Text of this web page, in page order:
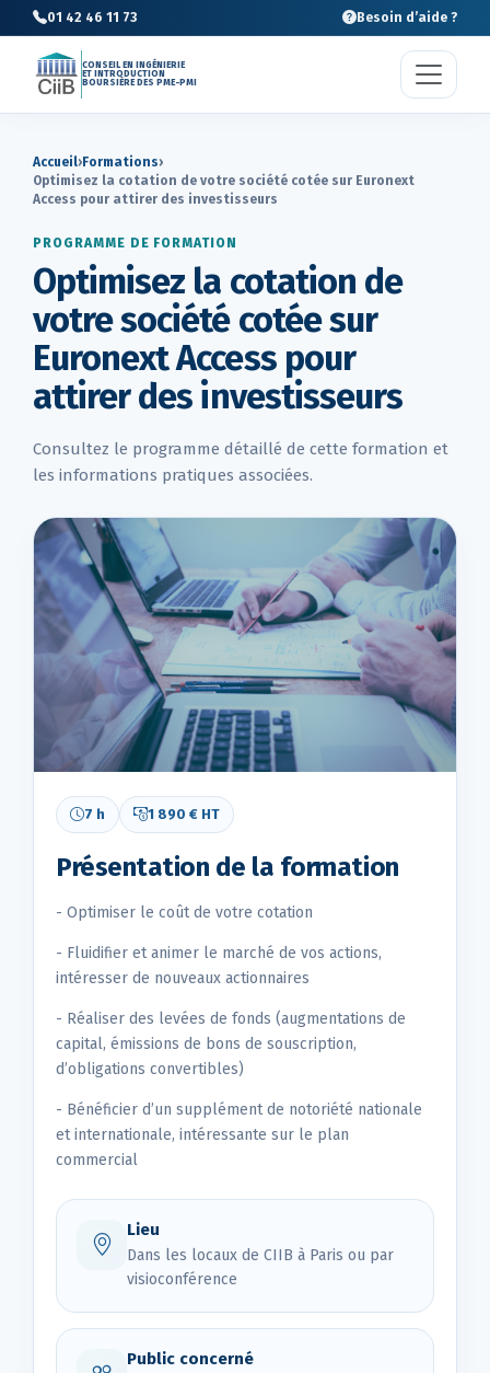
01 42 46 11 73 Besoin d’aide ?
CONSEIL EN INGÉNIERIE
ET INTRODUCTION
BOURSIÈRE DES PME-PMI
Accueil› Formations›
Optimisez la cotation de votre société cotée sur Euronext
Access pour attirer des investisseurs
PROGRAMME DE FORMATION
Optimisez la cotation de
votre société cotée sur
Euronext Access pour
attirer des investisseurs
Consultez le programme détaillé de cette formation et
les informations pratiques associées.
7 h 1 890 € HT
Présentation de la formation
- Optimiser le coût de votre cotation
- Fluidifier et animer le marché de vos actions,
intéresser de nouveaux actionnaires
- Réaliser des levées de fonds (augmentations de
capital, émissions de bons de souscription,
d’obligations convertibles)
- Bénéficier d’un supplément de notoriété nationale
et internationale, intéressante sur le plan
commercial
Lieu
Dans les locaux de CIIB à Paris ou par
visioconférence
Public concerné